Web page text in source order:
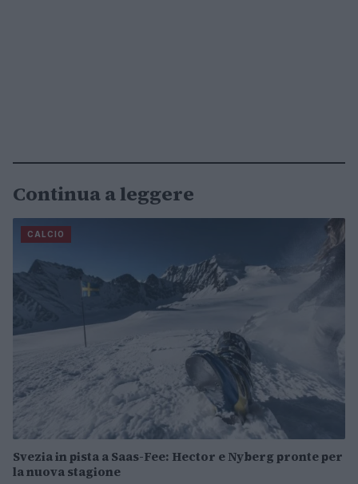
Continua a leggere
CALCIO
Svezia in pista a Saas-Fee: Hector e Nyberg pronte per
la nuova stagione